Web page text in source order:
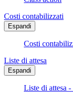
Costi contabilizzati
Espandi
Costi
Liste di attesa
Espandi
Liste di attesa